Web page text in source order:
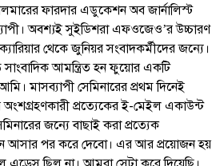
ফারদার এডুকেশন অব জার্নালিস্ট
অবশ্যই সুইডিশরা এফওজেও’র উচ্চারণ
থেকে জুনিয়র সংবাদকর্মীদের জন্যে।
আমন্ত্রিত হন ফুয়োর একটি
মাসব্যাপী সেমিনারের প্রথম দিনেই
প্রত্যেকের ই-মেইল একাউন্ট
জন্যে বাছাই করা প্রত্যেক
আসার পর করে দেবো। এর আর প্রয়োজন হয়